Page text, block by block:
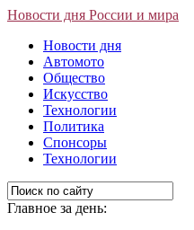
Новости дня России и мира
Новости дня
Автомото
Общество
Искусство
Технологии
Политика
Спонсоры
Технологии
Главное за день: